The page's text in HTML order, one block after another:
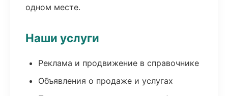
одном месте.
Наши услуги
Реклама и продвижение в справочнике
Объявления о продаже и услугах